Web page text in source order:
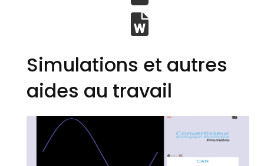
Simulations et autres
aides au travail